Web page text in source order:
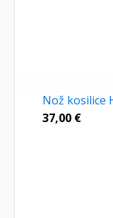
Nož kosilice
37,00 €